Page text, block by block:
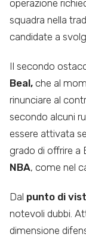
operazione
squadra nella
candidate a
Il secondo
Beal, che al
rinunciare al
secondo alcuni
essere attivata
grado di offrire a
NBA, come nel
Dal punto di
notevoli dubbi.
dimensione